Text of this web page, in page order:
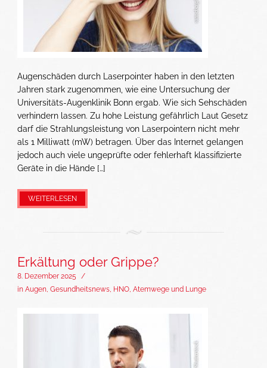
Augenschäden durch Laserpointer haben in den letzten
Jahren stark zugenommen, wie eine Untersuchung der
Universitäts-Augenklinik Bonn ergab. Wie sich Sehschäden
verhindern lassen. Zu hohe Leistung gefährlich Laut Gesetz
darf die Strahlungsleistung von Laserpointern nicht mehr
als 1 Milliwatt (mW) betragen. Über das Internet gelangen
jedoch auch viele ungeprüfte oder fehlerhaft klassifizierte
Geräte in die Hände […]
WEITERLESEN
Erkältung oder Grippe?
8. Dezember 2025
/
in Augen, Gesundheitsnews, HNO, Atemwege und Lunge